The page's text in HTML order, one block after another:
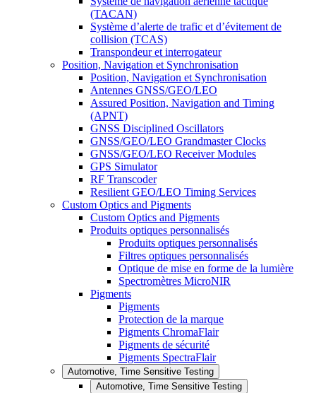
(TACAN)
Système d’alerte de trafic et d’évitement de
collision (TCAS)
Transpondeur et interrogateur
Position, Navigation et Synchronisation
Position, Navigation et Synchronisation
Antennes GNSS/GEO/LEO
Assured Position, Navigation and Timing
(APNT)
GNSS Disciplined Oscillators
GNSS/GEO/LEO Grandmaster Clocks
GNSS/GEO/LEO Receiver Modules
GPS Simulator
RF Transcoder
Resilient GEO/LEO Timing Services
Custom Optics and Pigments
Custom Optics and Pigments
Produits optiques personnalisés
Produits optiques personnalisés
Filtres optiques personnalisés
Optique de mise en forme de la lumière
Spectromètres MicroNIR
Pigments
Pigments
Protection de la marque
Pigments ChromaFlair
Pigments de sécurité
Pigments SpectraFlair
Automotive, Time Sensitive Testing
Automotive, Time Sensitive Testing